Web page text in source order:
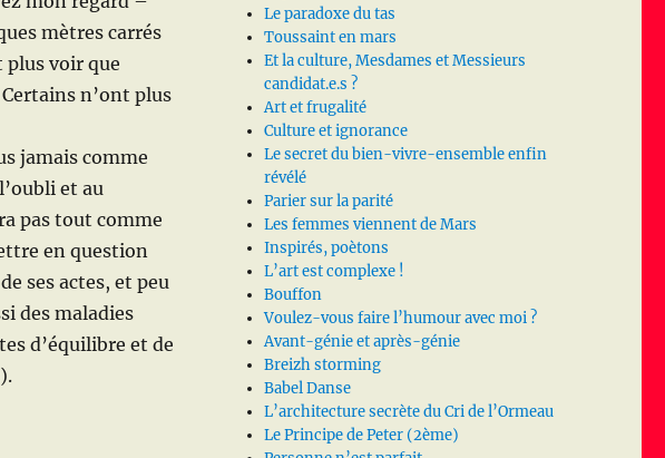
mètres carrés
plus voir que
n’ont plus
jamais comme
et au
pas tout comme
en question
ses actes, et peu
des maladies
d’équilibre et de
Le paradoxe du tas
Toussaint en mars
Et la culture, Mesdames et Messieurs
candidat.e.s ?
Art et frugalité
Culture et ignorance
Le secret du bien-vivre-ensemble enfin
révélé
Parier sur la parité
Les femmes viennent de Mars
Inspirés, poètons
L’art est complexe !
Bouffon
Voulez-vous faire l’humour avec moi ?
Avant-génie et après-génie
Breizh storming
Babel Danse
L’architecture secrète du Cri de l’Ormeau
Le Principe de Peter (2ème)